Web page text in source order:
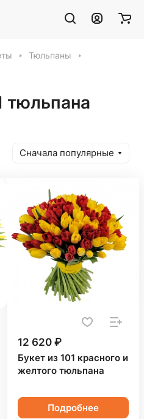
Тюльпаны
тюльпана
Сначала популярные
12 620 ₽
Букет из 101 красного и
желтого тюльпана
Подробнее